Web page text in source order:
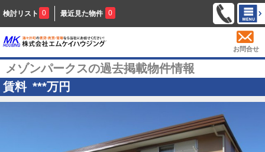
検討リスト 0 最近見た物件 0
お問合せ
メゾンパークスの過去掲載物件情報
賃料 ***万円